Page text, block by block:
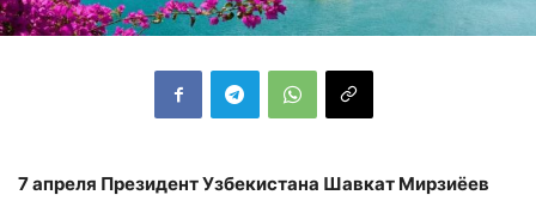
7 апреля Президент Узбекистана Шавкат Мирзиёев